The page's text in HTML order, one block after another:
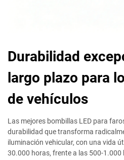
Durabilidad
largo plazo para
de vehículos
Las mejores bombillas LED para
durabilidad que transforma
iluminación vehicular, con una vida
30.000 horas, frente a las 500-